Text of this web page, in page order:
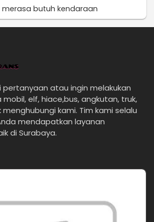
merasa butuh kendaraan
pertanyaan atau ingin melakukan
elf, hiace,bus, angkutan, truk,
kami. Tim kami selalu
mendapatkan layanan
di Surabaya.